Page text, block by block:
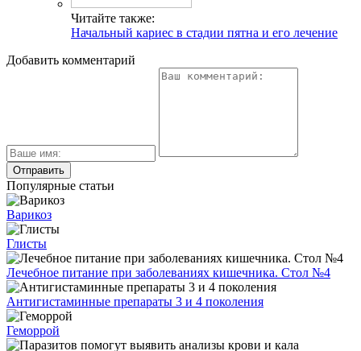
Читайте также:
Начальный кариес в стадии пятна и его лечение
Добавить комментарий
Популярные статьи
Варикоз
Глисты
Лечебное питание при заболеваниях кишечника. Стол №4
Антигистаминные препараты 3 и 4 поколения
Геморрой